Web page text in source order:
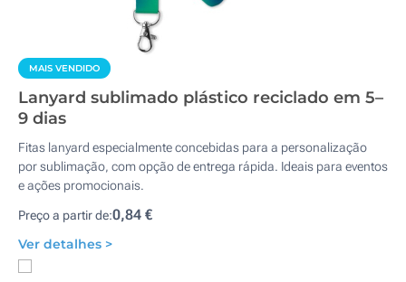
MAIS VENDIDO
Lanyard sublimado plástico reciclado em 5–
9 dias
Fitas lanyard especialmente concebidas para a personalização
por sublimação, com opção de entrega rápida. Ideais para eventos
e ações promocionais.
Preço a partir de:0,84 €
Ver detalhes >